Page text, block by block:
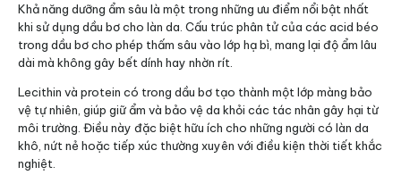
Khả năng dưỡng ẩm sâu là một trong những ưu điểm nổi bật nhất
khi sử dụng dầu bơ cho làn da. Cấu trúc phân tử của các acid béo
trong dầu bơ cho phép thấm sâu vào lớp hạ bì, mang lại độ ẩm lâu
dài mà không gây bết dính hay nhờn rít.​
Lecithin và protein có trong dầu bơ tạo thành một lớp màng bảo
vệ tự nhiên, giúp giữ ẩm và bảo vệ da khỏi các tác nhân gây hại từ
môi trường. Điều này đặc biệt hữu ích cho những người có làn da
khô, nứt nẻ hoặc tiếp xúc thường xuyên với điều kiện thời tiết khắc
nghiệt.​